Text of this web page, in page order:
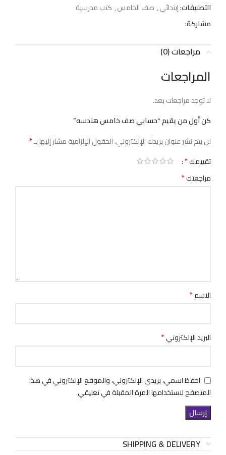
التصنيفات:إبتدائي, صف الخامس, كتب مدرسية
مشاركة:
مراجعات (0)
المراجعات
لا توجد مراجعات بعد.
كن أول من يقيم “حسابي صف خامس هندسه”
لن يتم نشر عنوان بريدك الإلكتروني.الحقول الإلزامية مشار إليها بـ*
تقييمك*
مراجعتك*
الاسم*
البريد الإلكتروني*
احفظ اسمي، بريدي الإلكتروني، والموقع الإلكتروني في هذا
المتصفح لاستخدامها المرة المقبلة في تعليقي.
SHIPPING & DELIVERY